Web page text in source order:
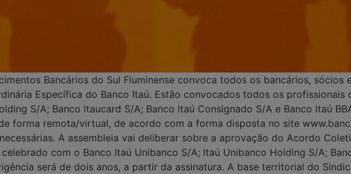
Bancários do Sul Fluminense convoca todos os bancários, sócios
Específica do Banco Itaú. Estão convocados todos os profissionais
S/A; Banco ltaucard S/A; Banco ltaú Consignado S/A e Banco ltaú
forma remota/virtual, de acordo com a forma disposta no site
A assembleia vai deliberar sobre a aprovação do Acordo
com o Banco ltaú Unibanco S/A; ltaú Unibanco Holding S/A;
será de dois anos, a partir da assinatura. A base territorial do